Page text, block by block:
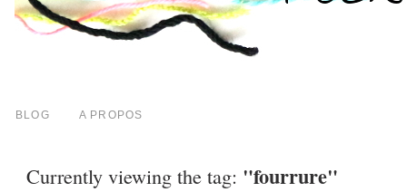
BLOG A PROPOS
Currently viewing the tag: "fourrure"